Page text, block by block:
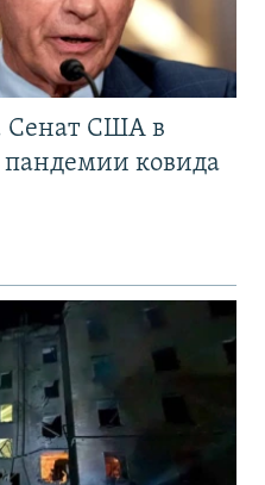
Сенат США в
ковида